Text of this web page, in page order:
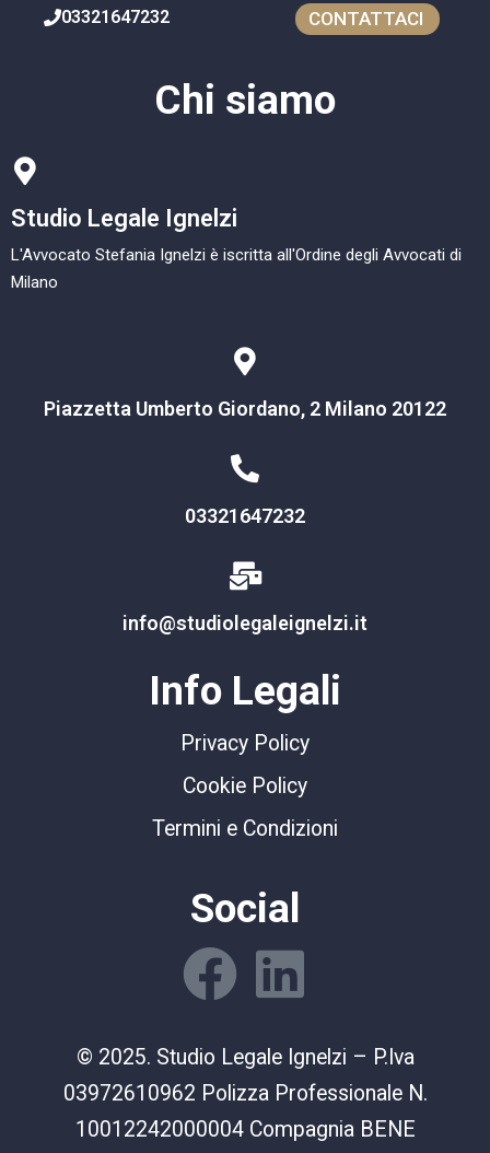
03321647232 CONTATTACI
Chi siamo
Studio Legale Ignelzi
L'Avvocato Stefania Ignelzi è iscritta all'Ordine degli Avvocati di
Milano
Piazzetta Umberto Giordano, 2 Milano 20122
03321647232
info@studiolegaleignelzi.it
Info Legali
Privacy Policy
Cookie Policy
Termini e Condizioni
Social
© 2025. Studio Legale Ignelzi – P.Iva
03972610962 Polizza Professionale N.
10012242000004 Compagnia BENE